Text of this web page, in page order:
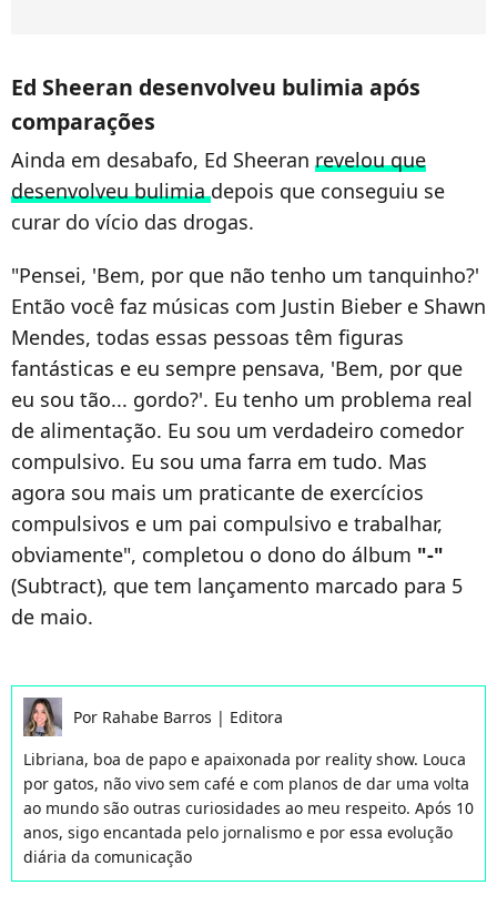
Ed Sheeran desenvolveu bulimia após
comparações
Ainda em desabafo, Ed Sheeran revelou que
desenvolveu bulimiadepois que conseguiu se
curar do vício das drogas.
"Pensei, 'Bem, por que não tenho um tanquinho?'
Então você faz músicas com Justin Bieber e Shawn
Mendes, todas essas pessoas têm figuras
fantásticas e eu sempre pensava, 'Bem, por que
eu sou tão... gordo?'. Eu tenho um problema real
de alimentação. Eu sou um verdadeiro comedor
compulsivo. Eu sou uma farra em tudo. Mas
agora sou mais um praticante de exercícios
compulsivos e um pai compulsivo e trabalhar,
obviamente", completou o dono do álbum "-"
(Subtract), que tem lançamento marcado para 5
de maio.
Por Rahabe Barros | Editora
Libriana, boa de papo e apaixonada por reality show. Louca
por gatos, não vivo sem café e com planos de dar uma volta
ao mundo são outras curiosidades ao meu respeito. Após 10
anos, sigo encantada pelo jornalismo e por essa evolução
diária da comunicação